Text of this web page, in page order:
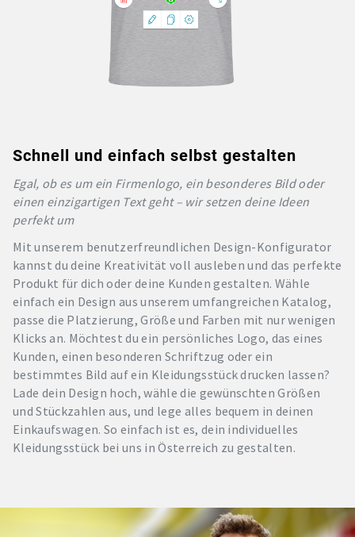
Schnell und einfach selbst gestalten
Egal, ob es um ein Firmenlogo, ein besonderes Bild oder
einen einzigartigen Text geht – wir setzen deine Ideen
perfekt um
Mit unserem benutzerfreundlichen Design-Konfigurator
kannst du deine Kreativität voll ausleben und das perfekte
Produkt für dich oder deine Kunden gestalten. Wähle
einfach ein Design aus unserem umfangreichen Katalog,
passe die Platzierung, Größe und Farben mit nur wenigen
Klicks an. Möchtest du ein persönliches Logo, das eines
Kunden, einen besonderen Schriftzug oder ein
bestimmtes Bild auf ein Kleidungsstück drucken lassen?
Lade dein Design hoch, wähle die gewünschten Größen
und Stückzahlen aus, und lege alles bequem in deinen
Einkaufswagen. So einfach ist es, dein individuelles
Kleidungsstück bei uns in Österreich zu gestalten.